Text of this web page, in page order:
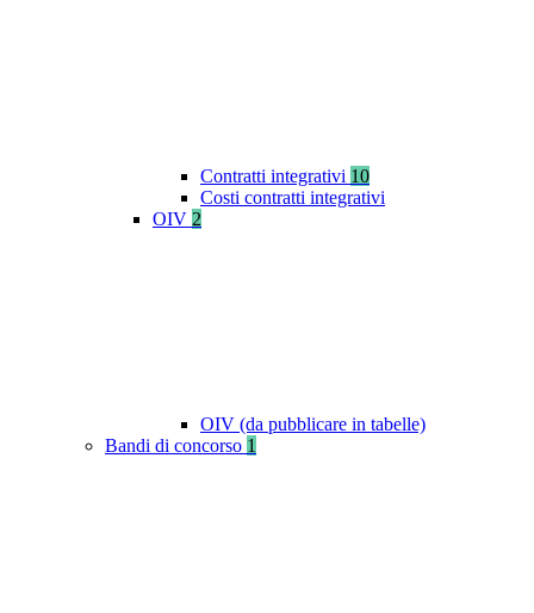
Contratti integrativi 10
Costi contratti integrativi
OIV 2
OIV (da pubblicare in tabelle)
Bandi di concorso 1